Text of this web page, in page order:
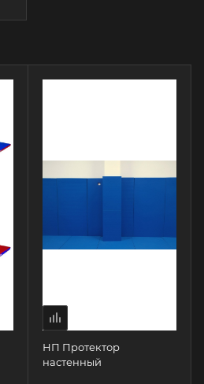
НП Протектор
настенный